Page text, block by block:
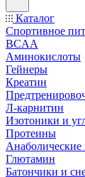
Каталог
Спортивное
BCAA
Аминокислоты
Гейнеры
Креатин
Л-карнитин
Изотоники и
Протеины
Глютамин
Батончики и